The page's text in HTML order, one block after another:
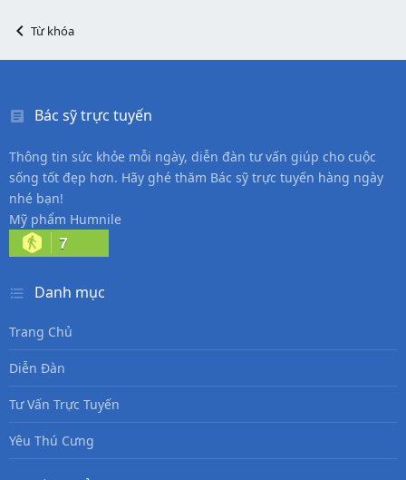
Từ khóa
Bác sỹ trực tuyến
Thông tin sức khỏe mỗi ngày, diễn đàn tư vấn giúp cho cuộc
sống tốt đẹp hơn. Hãy ghé thăm Bác sỹ trực tuyến hàng ngày
nhé bạn!
Mỹ phẩm Humnile
7
Danh mục
Trang Chủ
Diễn Đàn
Tư Vấn Trực Tuyến
Yêu Thú Cưng